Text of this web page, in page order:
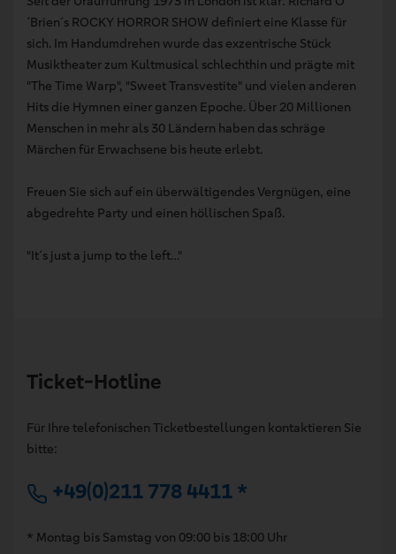
´Brien´s ROCKY HORROR SHOW definiert eine Klasse für
sich. Im Handumdrehen wurde das exzentrische Stück
Musiktheater zum Kultmusical schlechthin und prägte mit
"The Time Warp", "Sweet Transvestite" und vielen anderen
Hits die Hymnen einer ganzen Epoche. Über 20 Millionen
Menschen in mehr als 30 Ländern haben das schräge
Märchen für Erwachsene bis heute erlebt.
Freuen Sie sich auf ein überwältigendes Vergnügen, eine
abgedrehte Party und einen höllischen Spaß.
"It´s just a jump to the left…"
Ticket-Hotline
Für Ihre telefonischen Ticketbestellungen kontaktieren Sie
bitte:
+49(0)211 778 4411 *
* Montag bis Samstag von 09:00 bis 18:00 Uhr